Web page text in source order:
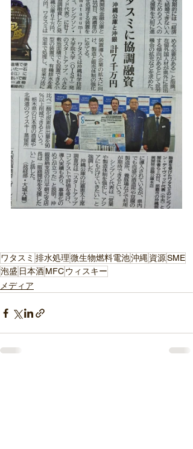
ワタスミ 排水処理微生物燃料電池沖縄 資源SME
泡盛 日本酒MFCウィスキー
メディア